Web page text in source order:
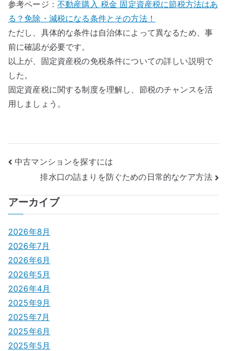
参考ページ： 不動産購入 税金 固定資産税に節税方法はあ
る？免除・減税になる条件とその方法！
ただし、具体的な条件は自治体によって異なるため、事
前に確認が必要です。
以上が、固定資産税の免税条件についての詳しい説明で
した。
固定資産税に関する制度を理解し、節税のチャンスを活
用しましょう。
投
ナ
ビ
ゲ
ー
シ
ョ
ン
中古マンションを探すには
排水口の詰まりを防ぐための日常的なケア方法
アーカイブ
2026年8月
2026年7月
2026年6月
2026年5月
2026年4月
2025年9月
2025年7月
2025年6月
2025年5月